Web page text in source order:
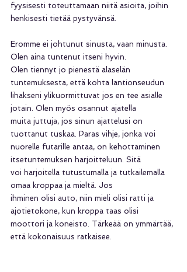
fyysisesti toteuttamaan niitä asioita, joihin
henkisesti tietää pystyvänsä.
Eromme ei johtunut sinusta, vaan minusta.
Olen aina tuntenut itseni hyvin.
Olen tiennyt jo pienestä alaselän
tuntemuksesta, että kohta lantionseudun
lihakseni ylikuormittuvat jos en tee asialle
jotain. Olen myös osannut ajatella
muita juttuja, jos sinun ajattelusi on
tuottanut tuskaa. Paras vihje, jonka voi
nuorelle futarille antaa, on kehottaminen
itsetuntemuksen harjoitteluun. Sitä
voi harjoitella tutustumalla ja tutkailemalla
omaa kroppaa ja mieltä. Jos
ihminen olisi auto, niin mieli olisi ratti ja
ajotietokone, kun kroppa taas olisi
moottori ja koneisto. Tärkeää on ymmärtää,
että kokonaisuus ratkaisee.